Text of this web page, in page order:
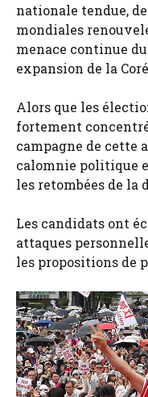
nationale tendue,
mondiales
menace continue
expansion de la
Alors que les
fortement
campagne de cette
calomnie politique
les retombées de la
Les candidats ont
attaques
les propositions de